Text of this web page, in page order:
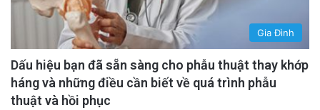
Gia Đình
Dấu hiệu bạn đã sẵn sàng cho phẫu thuật thay khớp
háng và những điều cần biết về quá trình phẫu
thuật và hồi phục